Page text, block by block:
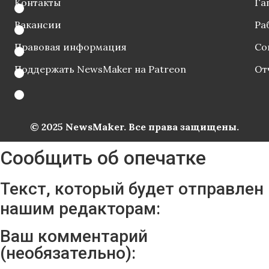
Контакты
Вакансии
Правовая информация
Поддержать NewsMaker на Patreon
© 2025 NewsMaker. Все права защищены.
Сообщить об опечатке
Текст, который будет отправлен
нашим редакторам:
Ваш комментарий
(необязательно):